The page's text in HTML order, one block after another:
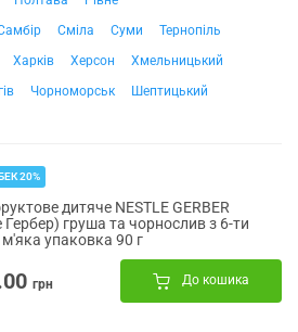
Сміла Суми
Тернопіль
Харків Херсон
Хмельницький
Чорноморськ Шептицький
20%
дитяче NESTLE GERBER
Гербер) груша та чорнослив з 6-ти
м'яка упаковка 90 г
грн До кошика